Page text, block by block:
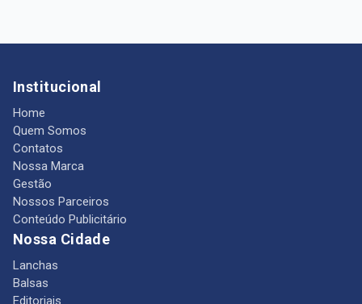
Institucional
Home
Quem Somos
Contatos
Nossa Marca
Gestão
Nossos Parceiros
Conteúdo Publicitário
Nossa Cidade
Lanchas
Balsas
Editoriais